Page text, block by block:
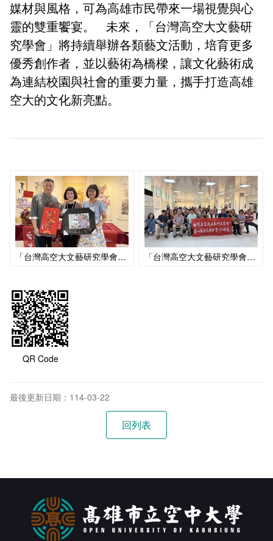
媒材與風格，可為高雄市民帶來一場視覺與心
靈的雙重饗宴。 未來，「台灣高空大文藝研
究學會」將持續舉辦各類藝文活動，培育更多
優秀創作者，並以藝術為橋樑，讓文化藝術成
為連結校園與社會的重要力量，攜手打造高雄
空大的文化新亮點。
「台灣高空大文藝研究學會」第一屆會員聯展合照1 「台灣高空大文藝研究學會」第一屆會員聯展合照2
QR Code
最後更新日期：114-03-22